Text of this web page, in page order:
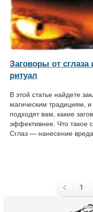
Заговоры от
ритуал
В этой статье найдете
магическим традициям,
подходят вам, какие
эффективнее. Что такое
Сглаз — нанесение
1